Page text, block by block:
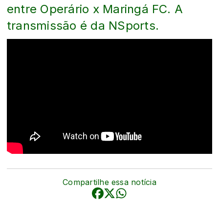
entre Operário x Maringá FC. A
transmissão é da NSports.
Compartilhe essa notícia